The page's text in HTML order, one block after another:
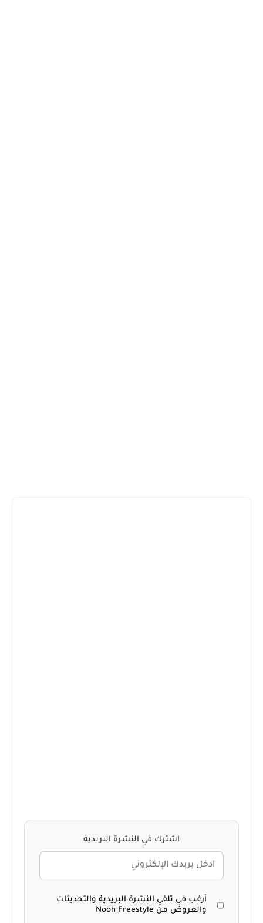
اشترك في النشرة البريدية
أرغب في تلقي النشرة البريدية والتحديثات
والعروض من Nooh Freestyle